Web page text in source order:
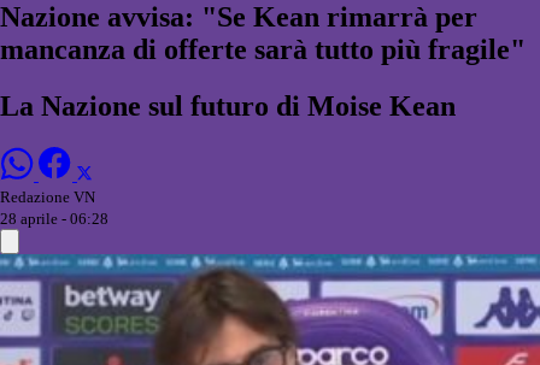
Nazione avvisa: "Se Kean rimarrà per
mancanza di offerte sarà tutto più fragile"
La Nazione sul futuro di Moise Kean
Redazione VN
28 aprile - 06:28